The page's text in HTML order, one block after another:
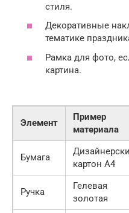
стиля.
Декоративные
тематике
Рамка для фото,
картина.
Элемент
Пример
материала
Бумага
картон А4
Ручка
Гелевая
золотая